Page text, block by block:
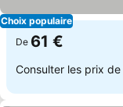
Choix populaire
De 61 €
Consulter les prix de